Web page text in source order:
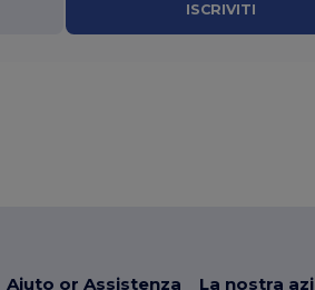
ISCRIVITI
Aiuto or Assistenza La nostra